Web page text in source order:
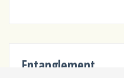
Entanglement